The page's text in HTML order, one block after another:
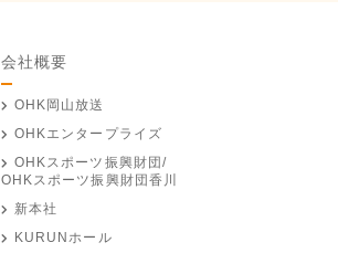
会社概要
OHK岡山放送
OHKエンタープライズ
OHKスポーツ振興財団/
OHKスポーツ振興財団香川
新本社
KURUNホール